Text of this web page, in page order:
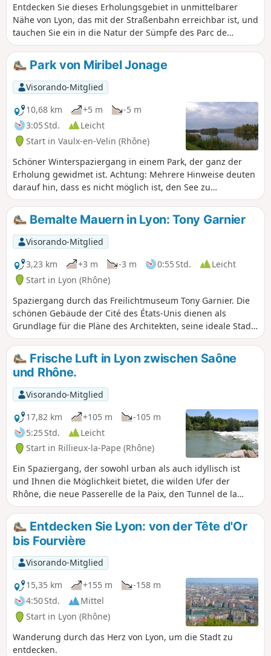
Entdecken Sie dieses Erholungsgebiet in unmittelbarer
Nähe von Lyon, das mit der Straßenbahn erreichbar ist, und
tauchen Sie ein in die Natur der Sümpfe des Parc de
Miribel, um dessen Fauna und Flora zu entdecken.
Park von Miribel Jonage
Visorando-Mitglied
10,68 km
+5 m
-5 m
3:05 Std.
Leicht
Start in Vaulx-en-Velin (Rhône)
Schöner Winterspaziergang in einem Park, der ganz der
Erholung gewidmet ist. Achtung: Mehrere Hinweise deuten
darauf hin, dass es nicht möglich ist, den See zu
umrunden.
Bemalte Mauern in Lyon: Tony Garnier
Visorando-Mitglied
3,23 km
+3 m -3 m 0:55 Std.
Leicht
Start in Lyon (Rhône)
Spaziergang durch das Freilichtmuseum Tony Garnier. Die
schönen Gebäude der Cité des États-Unis dienen als
Grundlage für die Pläne des Architekten, seine ideale Stadt
Lyon zu bauen. Andere farbenfrohe und symbolistische
Wandmalereien übertragen dieses Konzept auf andere
Länder.Frische Luft in Lyon zwischen Saône
und Rhône.
Visorando-Mitglied
17,82 km
+105 m
-105 m
5:25 Std.
Leicht
Start in Rillieux-la-Pape (Rhône)
Ein Spaziergang, der sowohl urban als auch idyllisch ist
und Ihnen die Möglichkeit bietet, die wilden Ufer der
Rhône, die neue Passerelle de la Paix, den Tunnel de la
Croix-Rousse auf sanfte Weise, die neu gestalteten Ufer der
Saône und das Gemüseanbaugebiet, das den Großraum
versorgt, zu entdecken. Der Ausgangspunkt ist nur ein
Richtwert. Der Spaziergang kann an fast jedem Punkt der
Strecke beginnen und enden.
Entdecken Sie Lyon: von der Tête d'Or
bis Fourvière
Visorando-Mitglied
15,35 km
+155 m
-158 m
4:50 Std.
Mittel
Start in Lyon (Rhône)
Wanderung durch das Herz von Lyon, um die Stadt zu
entdecken.